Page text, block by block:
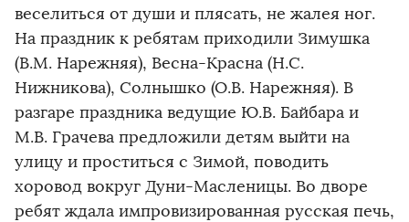
веселиться от души и плясать, не жалея ног.
На праздник к ребятам приходили Зимушка
(В.М. Нарежняя), Весна-Красна (Н.С.
Нижникова), Солнышко (О.В. Нарежняя). В
разгаре праздника ведущие Ю.В. Байбара и
М.В. Грачева предложили детям выйти на
улицу и проститься с Зимой, поводить
хоровод вокруг Дуни-Масленицы. Во дворе
ребят ждала импровизированная русская печь,